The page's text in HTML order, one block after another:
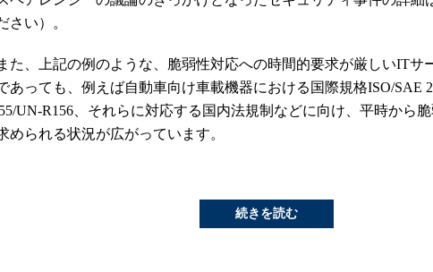
さい）。
た、上記の例のような、脆弱性対応への時間的要求が厳しいITサ
あっても、例えば自動車向け車載機器における国際規格ISO/SAE
UN-R156、それらに対応する国内法規制などに向け、平時から
められる状況が広がっています。
続きを読む